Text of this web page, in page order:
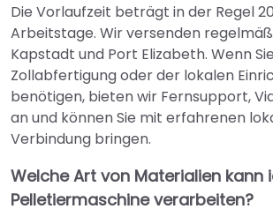
Die Vorlaufzeit beträgt in der Regel
Arbeitstage. Wir versenden
Kapstadt und Port Elizabeth. Wenn
Zollabfertigung oder der lokalen
benötigen, bieten wir Fernsupport,
an und können Sie mit erfahrenen
Verbindung bringen.
Welche Art von Materialien kann
Pelletiermaschine verarbeiten?